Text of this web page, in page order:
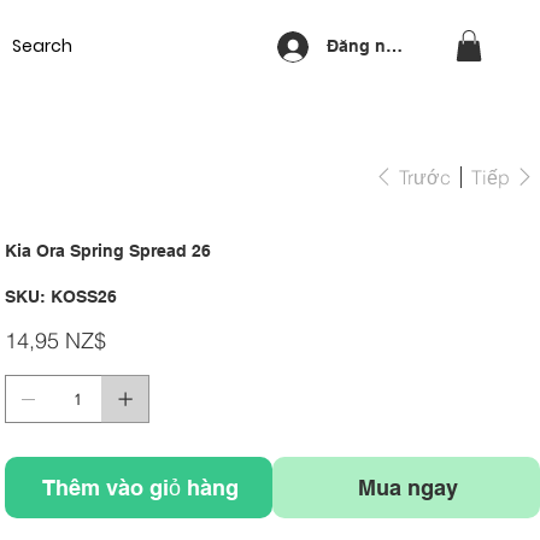
Nails Waxing Training
Đăng nhập
Trước Tiếp
Kia Ora Spring Spread 26
SKU: SKU
KOSS26
KOSS26
Giá
14,95 NZ$
Thêm vào giỏ hàng Mua ngay